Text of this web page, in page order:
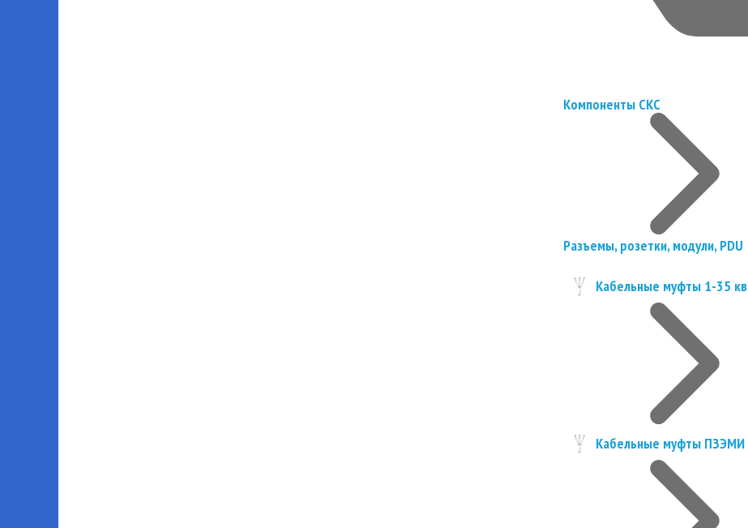
Компоненты СКС
Разъемы, розетки, модули, PDU
Кабельные муфты 1-35 кв
Кабельные муфты ПЗЭМИ